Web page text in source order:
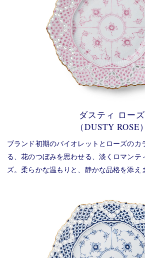
ダスティ ローズ
（DUSTY ROSE）
ブランド初期のバイオレットとローズのカ
る、花のつぼみを思わせる、淡くロマンテ
ズ。柔らかな温もりと、静かな品格を添え